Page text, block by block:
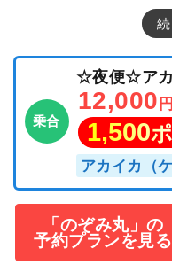
乗合
☆夜便☆アカ
12,000
1,500
アカイカ（
「のぞみ丸」の
予約プランを見る